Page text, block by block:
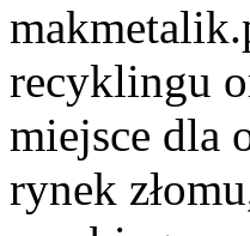
recyklingu
miejsce dla
rynek